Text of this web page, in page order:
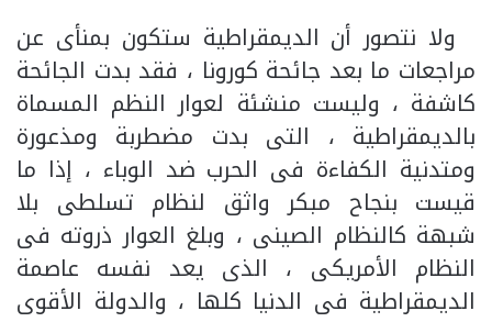
ولا نتصور أن الديمقراطية ستكون بمنأى عن
مراجعات ما بعد جائحة كورونا ، فقد بدت الجائحة
كاشفة ، وليست منشئة لعوار النظم المسماة
بالديمقراطية ، التى بدت مضطربة ومذعورة
ومتدنية الكفاءة فى الحرب ضد الوباء ، إذا ما
قيست بنجاح مبكر واثق لنظام تسلطى بلا
شبهة كالنظام الصينى ، وبلغ العوار ذروته فى
النظام الأمريكى ، الذى يعد نفسه عاصمة
الديمقراطية فى الدنيا كلها ، والدولة الأقوى